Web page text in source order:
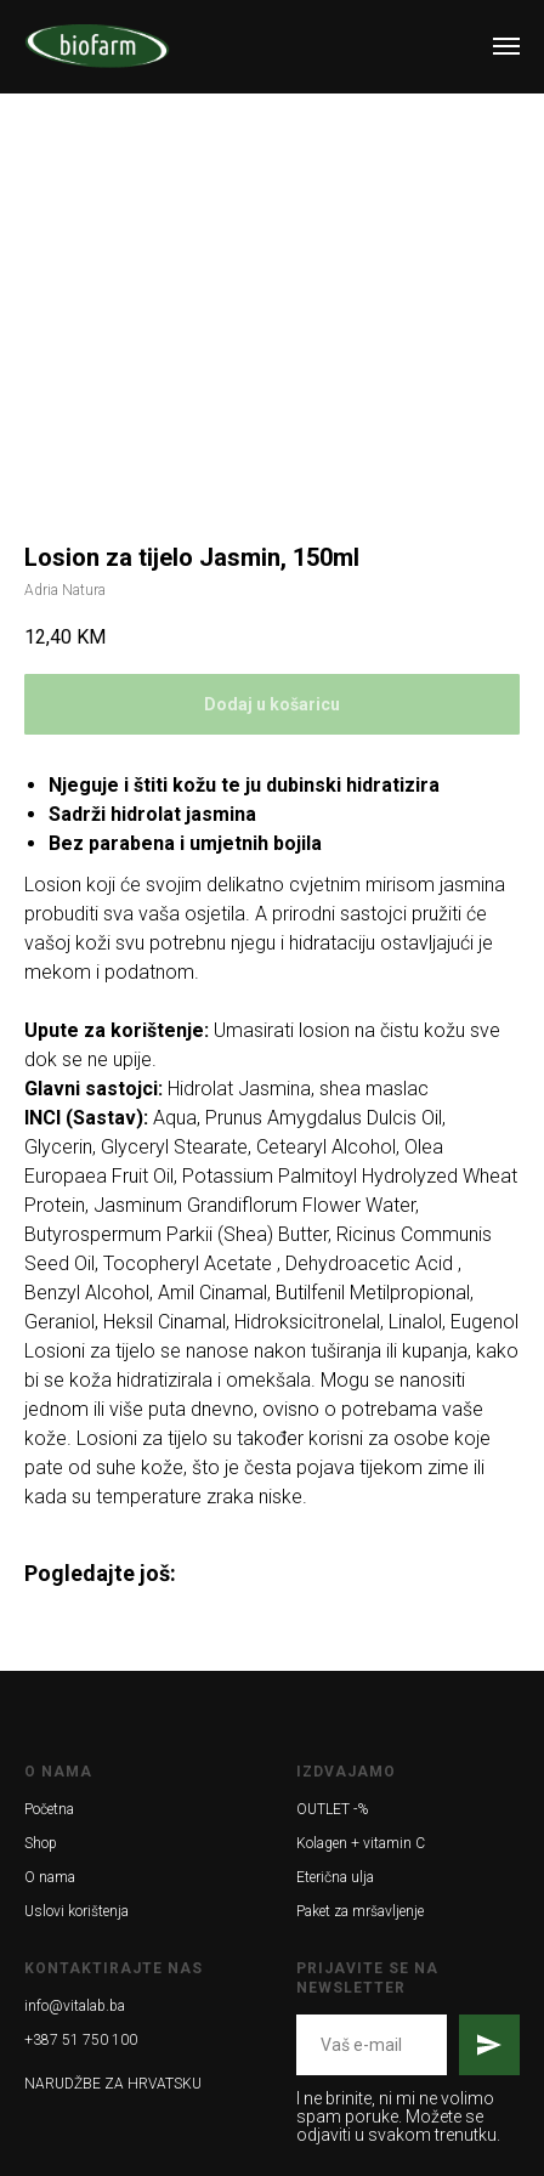
Losion za tijelo Jasmin, 150ml
Adria Natura
12,40 KM
Dodaj u košaricu
Njeguje i štiti kožu te ju dubinski hidratizira
Sadrži hidrolat jasmina
Bez parabena i umjetnih bojila
Losion koji će svojim delikatno cvjetnim mirisom jasmina
probuditi sva vaša osjetila. A prirodni sastojci pružiti će
vašoj koži svu potrebnu njegu i hidrataciju ostavljajući je
mekom i podatnom.
Upute za korištenje: Umasirati losion na čistu kožu sve
dok se ne upije.
Glavni sastojci: Hidrolat Jasmina, shea maslac
INCI (Sastav): Aqua, Prunus Amygdalus Dulcis Oil,
Glycerin, Glyceryl Stearate, Cetearyl Alcohol, Olea
Europaea Fruit Oil, Potassium Palmitoyl Hydrolyzed Wheat
Protein, Jasminum Grandiflorum Flower Water,
Butyrospermum Parkii (Shea) Butter, Ricinus Communis
Seed Oil, Tocopheryl Acetate , Dehydroacetic Acid ,
Benzyl Alcohol, Amil Cinamal, Butilfenil Metilpropional,
Geraniol, Heksil Cinamal, Hidroksicitronelal, Linalol, Eugenol
Losioni za tijelo se nanose nakon tuširanja ili kupanja, kako
bi se koža hidratizirala i omekšala. Mogu se nanositi
jednom ili više puta dnevno, ovisno o potrebama vaše
kože. Losioni za tijelo su također korisni za osobe koje
pate od suhe kože, što je česta pojava tijekom zime ili
kada su temperature zraka niske.
Pogledajte još:
O NAMA
Početna
Shop
O nama
Uslovi korištenja
IZDVAJAMO
OUTLET -%
Kolagen + vitamin C
Eterična ulja
Paket za mršavljenje
KONTAKTIRAJTE NAS
info@vitalab.ba
+387 51 750 100
NARUDŽBE ZA HRVATSKU
PRIJAVITE SE NA
NEWSLETTER
I ne brinite, ni mi ne volimo
spam poruke. Možete se
odjaviti u svakom trenutku.